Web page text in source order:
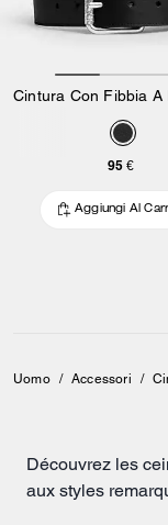
95 €
Aggiungi Al
Uomo / Accessori /
Découvrez les
aux styles